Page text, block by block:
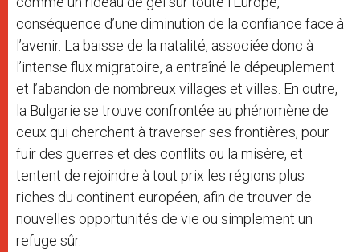
conséquence d’une diminution de la confiance face à
l’avenir. La baisse de la natalité, associée donc à
l’intense flux migratoire, a entraîné le dépeuplement
et l’abandon de nombreux villages et villes. En outre,
la Bulgarie se trouve confrontée au phénomène de
ceux qui cherchent à traverser ses frontières, pour
fuir des guerres et des conflits ou la misère, et
tentent de rejoindre à tout prix les régions plus
riches du continent européen, afin de trouver de
nouvelles opportunités de vie ou simplement un
refuge sûr.